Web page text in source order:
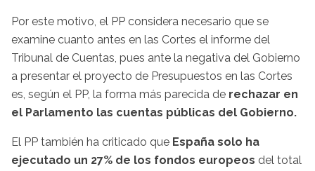
Por este motivo, el PP considera necesario que se
examine cuanto antes en las Cortes el informe del
Tribunal de Cuentas, pues ante la negativa del Gobierno
a presentar el proyecto de Presupuestos en las Cortes
es, según el PP, la forma más parecida de rechazar en
el Parlamento las cuentas públicas del Gobierno.
El PP también ha criticado que España solo ha
ejecutado un 27% de los fondos europeos del total